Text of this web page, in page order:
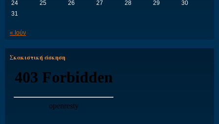
24
25 26 27 28 29
30
31
« Ιούν
Σκακιστική άσκηση